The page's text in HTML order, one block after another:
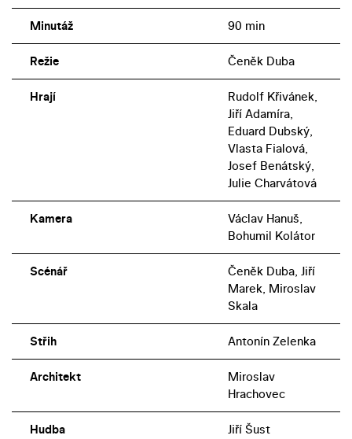
Minutáž 90 min
Režie Čeněk Duba
Hrají
Rudolf Křivánek,
Jiří Adamíra,
Eduard Dubský,
Vlasta Fialová,
Josef Benátský,
Julie Charvátová
Kamera
Václav Hanuš,
Bohumil Kolátor
Scénář
Čeněk Duba, Jiří
Marek, Miroslav
Skala
Střih Antonín Zelenka
Architekt
Miroslav
Hrachovec
Hudba Jiří Šust